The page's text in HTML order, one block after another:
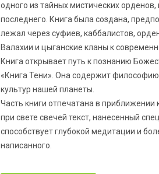
одного из тайных мистических
последнего. Книга была создана,
лежал через суфиев, каббалистов,
Валахии и цыганские кланы к
Книга открывает путь к познанию
«Книга Тени». Она содержит
культур нашей планеты.
Часть книги отпечатана в
при свете свечей текст, нанесенный
способствует глубокой медитации и
написанного.